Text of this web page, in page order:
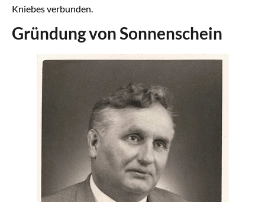
Gründung von Sonnenschein
Kniebes verbunden.